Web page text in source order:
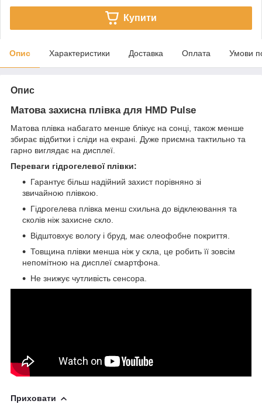
Купити
Опис Характеристики Доставка Оплата Умови
Опис
Матова захисна плівка для HMD Pulse
Матова плівка набагато менше блікує на сонці, також менше
збирає відбитки і сліди на екрані. Дуже приємна тактильно та
гарно виглядає на дисплеї.
Переваги гідрогелевої плівки:
Гарантує більш надійний захист порівняно зі
звичайною плівкою.
Гідрогелева плівка менш схильна до відклеювання та
сколів ніж захисне скло.
Відштовхує вологу і бруд, має олеофобне покриття.
Товщина плівки менша ніж у скла, це робить її зовсім
непомітною на дисплеї смартфона.
Не знижує чутливість сенсора.
Приховати